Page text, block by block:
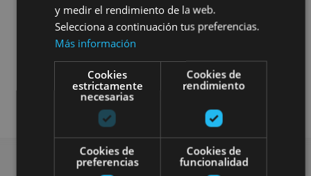
Visitas guiadas
y medir el rendimiento de la web.
Selecciona a continuación tus preferencias.
Más información
Cookies
estrictamente
necesarias
Cookies de
rendimiento
Cookies de
preferencias
Cookies de
funcionalidad